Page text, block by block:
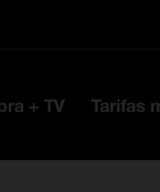
+ TV Tarifas